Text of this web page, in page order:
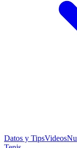
Datos y TipsVideos